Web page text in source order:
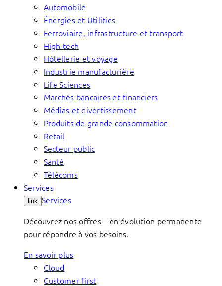
Automobile
Énergies et Utilities
Ferroviaire, infrastructure et transport
High-tech
Hôtellerie et voyage
Industrie manufacturière
Life Sciences
Marchés bancaires et financiers
Médias et divertissement
Produits de grande consommation
Retail
Secteur public
Santé
Télécoms
Services
link Services
Découvrez nos offres – en évolution permanente
pour répondre à vos besoins.
En savoir plus
Cloud
Customer first